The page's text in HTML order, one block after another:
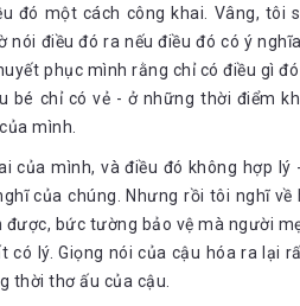
đó một cách công khai. Vâng, tôi
điều đó ra nếu điều đó có ý
phục mình rằng chỉ có điều gì
bé chỉ có vẻ - ở những thời điểm
mình.
của mình, và điều đó không hợp lý
của chúng. Nhưng rồi tôi nghĩ về
bức tường bảo vệ mà người
có lý. Giọng nói của cậu hóa ra lại
thời thơ ấu của cậu.